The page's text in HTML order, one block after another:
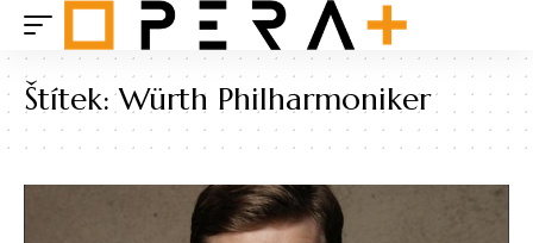
Štítek:Würth Philharmoniker